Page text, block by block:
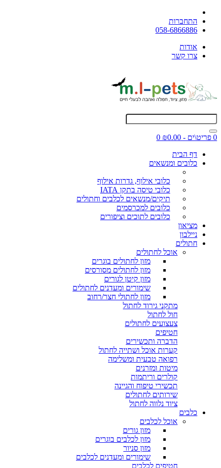
התחברות
058-6866886
אודות
צרו קשר
0 פריט\ים - ₪0.00
0
דף הבית
כלובים ומנשאים
כלובי אילוף, גדרות אילוף
כלובי טיסה בתקן IATA
תיקים/מנשאים לכלבים וחתולים
כלובים למכרסמים
כלובים לתוכים וציפורים
מציאון
ניילבון
חתולים
אוכל לחתולים
מזון לחתולים בוגרים
מזון לחתולים מסורסים
מזון קיטן לגורים
שימורים ומעדנים לחתולים
מזון לחתולי חצר/רחוב
מתקני גירוד לחתול
חול לחתול
צעצועים לחתולים
חטיפים
הדברה ותכשירים
קערות אוכל ושתייה לחתול
רפואה טבעית ומשלימה
מיטות ומזרנים
קולרים וריתמות
תכשירי טיפוח והגיינה
שירותים לחתולים
ציוד נלווה לחתול
כלבים
אוכל לכלבים
מזון גורים
מזון לכלבים בוגרים
מזון סניור
שימורים ומעדנים לכלבים
חטיפים לכלבים